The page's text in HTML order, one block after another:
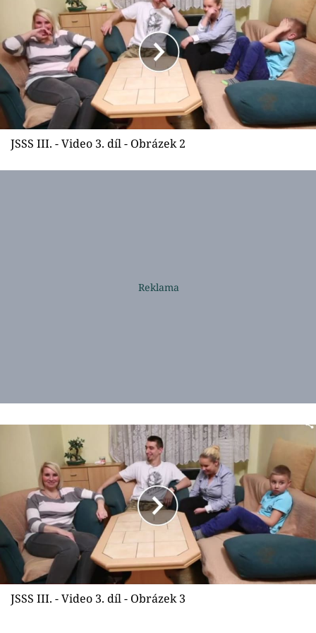
Přihlášení
Sledujte nás
JSSS III. - Video 3. díl - Obrázek 2
JSSS III. - Video 3. díl - Obrázek 3